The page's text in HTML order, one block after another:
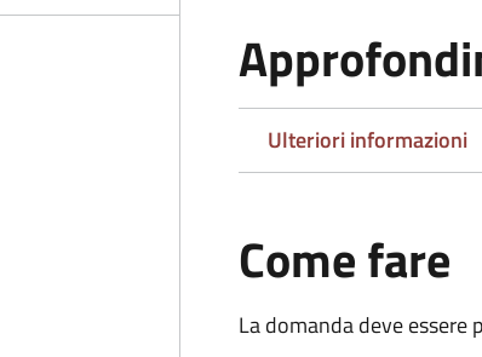
Ulteriori informazioni
Come fare
La domanda deve essere